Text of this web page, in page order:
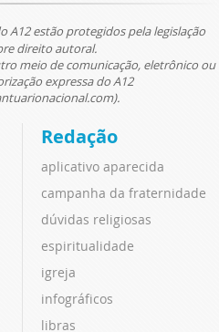
A12 estão protegidos pela legislação
direito autoral.
meio de comunicação, eletrônico ou
expressa do A12
Redação
aplicativo aparecida
campanha da fraternidade
dúvidas religiosas
espiritualidade
igreja
infográficos
libras